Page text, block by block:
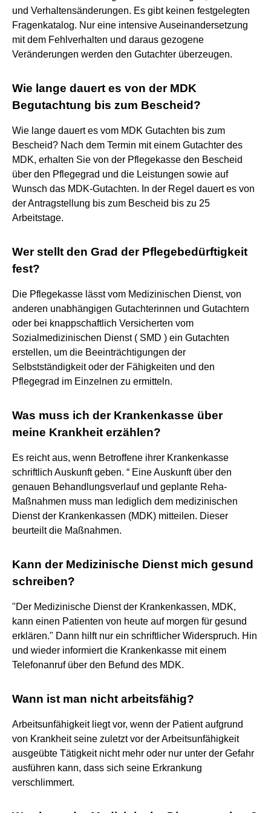
und Verhaltensänderungen. Es gibt keinen festgelegten
Fragenkatalog. Nur eine intensive Auseinandersetzung
mit dem Fehlverhalten und daraus gezogene
Veränderungen werden den Gutachter überzeugen.
Wie lange dauert es von der MDK
Begutachtung bis zum Bescheid?
Wie lange dauert es vom MDK Gutachten bis zum
Bescheid? Nach dem Termin mit einem Gutachter des
MDK, erhalten Sie von der Pflegekasse den Bescheid
über den Pflegegrad und die Leistungen sowie auf
Wunsch das MDK-Gutachten. In der Regel dauert es von
der Antragstellung bis zum Bescheid bis zu 25
Arbeitstage.
Wer stellt den Grad der Pflegebedürftigkeit
fest?
Die Pflegekasse lässt vom Medizinischen Dienst, von
anderen unabhängigen Gutachterinnen und Gutachtern
oder bei knappschaftlich Versicherten vom
Sozialmedizinischen Dienst ( SMD ) ein Gutachten
erstellen, um die Beeinträchtigungen der
Selbstständigkeit oder der Fähigkeiten und den
Pflegegrad im Einzelnen zu ermitteln.
Was muss ich der Krankenkasse über
meine Krankheit erzählen?
Es reicht aus, wenn Betroffene ihrer Krankenkasse
schriftlich Auskunft geben. “ Eine Auskunft über den
genauen Behandlungsverlauf und geplante Reha-
Maßnahmen muss man lediglich dem medizinischen
Dienst der Krankenkassen (MDK) mitteilen. Dieser
beurteilt die Maßnahmen.
Kann der Medizinische Dienst mich gesund
schreiben?
"Der Medizinische Dienst der Krankenkassen, MDK,
kann einen Patienten von heute auf morgen für gesund
erklären." Dann hilft nur ein schriftlicher Widerspruch. Hin
und wieder informiert die Krankenkasse mit einem
Telefonanruf über den Befund des MDK.
Wann ist man nicht arbeitsfähig?
Arbeitsunfähigkeit liegt vor, wenn der Patient aufgrund
von Krankheit seine zuletzt vor der Arbeitsunfähigkeit
ausgeübte Tätigkeit nicht mehr oder nur unter der Gefahr
ausführen kann, dass sich seine Erkrankung
verschlimmert.